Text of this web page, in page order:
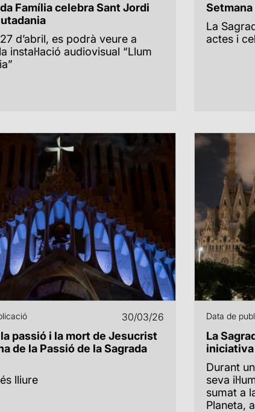
Família celebra Sant Jordi
d’abril, es podrà veure a
instal·lació audiovisual “Llum
Setmana
La
actes i
30/03/26
passió i la mort de Jesucrist
de la Passió de la Sagrada
lliure
Data de
La
iniciativa
Durant
seva
sumat a
Planeta,